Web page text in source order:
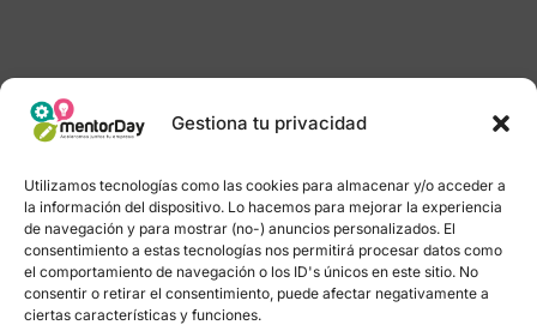
Gestiona tu privacidad
Utilizamos tecnologías como las cookies para almacenar y/o acceder a
la información del dispositivo. Lo hacemos para mejorar la experiencia
de navegación y para mostrar (no-) anuncios personalizados. El
consentimiento a estas tecnologías nos permitirá procesar datos como
el comportamiento de navegación o los ID's únicos en este sitio. No
consentir o retirar el consentimiento, puede afectar negativamente a
ciertas características y funciones.